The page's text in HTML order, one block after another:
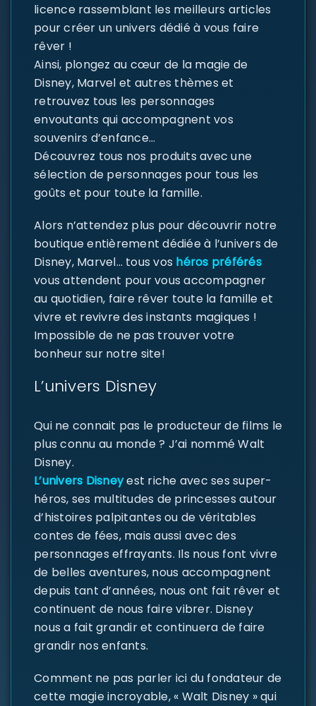
CONNECTER
licence rassemblant les meilleurs articles
pour créer un univers dédié à vous faire
rêver !
Ainsi, plongez au cœur de la magie de
Disney, Marvel et autres thèmes et
retrouvez tous les personnages
envoutants qui accompagnent vos
souvenirs d’enfance…
Découvrez tous nos produits avec une
sélection de personnages pour tous les
goûts et pour toute la famille.
Alors n’attendez plus pour découvrir notre
boutique entièrement dédiée à l’univers de
Disney, Marvel… tous vos héros préférés
vous attendent pour vous accompagner
au quotidien, faire rêver toute la famille et
vivre et revivre des instants magiques !
Impossible de ne pas trouver votre
bonheur sur notre site!
L’univers Disney
Qui ne connait pas le producteur de films le
plus connu au monde ? J’ai nommé Walt
Disney.
L’univers Disneyest riche avec ses super-
héros, ses multitudes de princesses autour
d’histoires palpitantes ou de véritables
contes de fées, mais aussi avec des
personnages effrayants. Ils nous font vivre
de belles aventures, nous accompagnent
depuis tant d’années, nous ont fait rêver et
continuent de nous faire vibrer. Disney
nous a fait grandir et continuera de faire
grandir nos enfants.
Comment ne pas parler ici du fondateur de
cette magie incroyable, « Walt Disney » qui